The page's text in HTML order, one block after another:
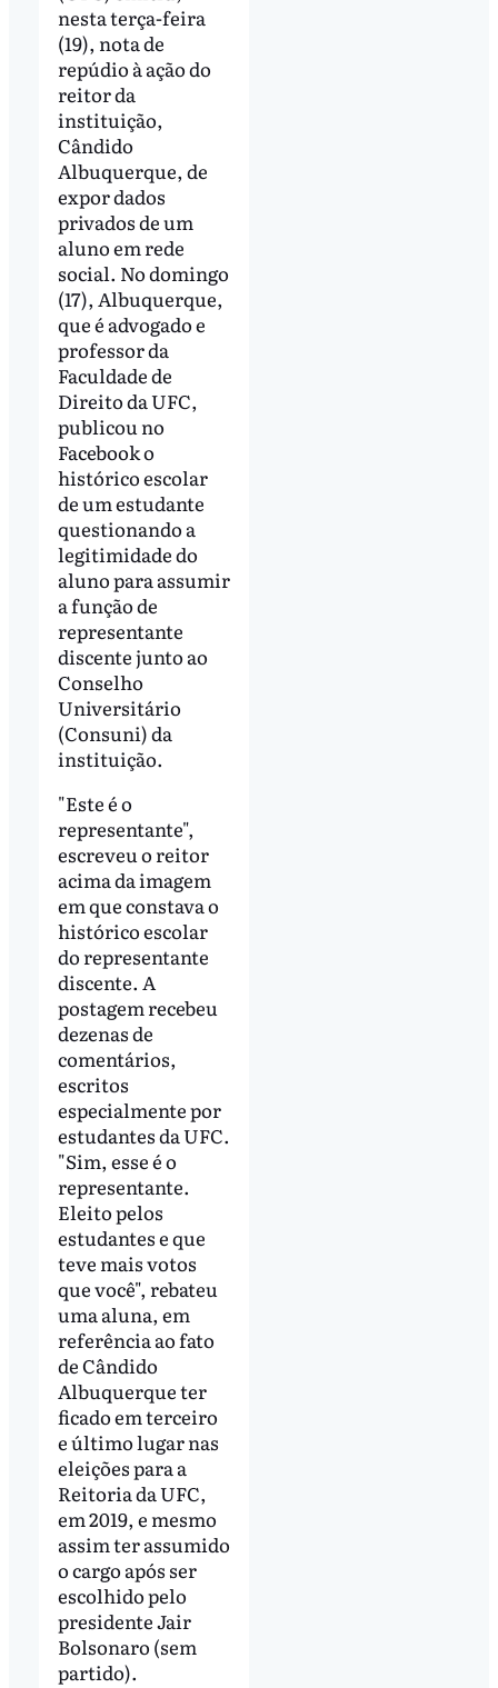
nesta terça-feira
(19), nota de
repúdio à ação do
reitor da
instituição,
Cândido
Albuquerque, de
expor dados
privados de um
aluno em rede
social. No domingo
(17), Albuquerque,
que é advogado e
professor da
Faculdade de
Direito da UFC,
publicou no
Facebook o
histórico escolar
de um estudante
questionando a
legitimidade do
aluno para assumir
a função de
representante
discente junto ao
Conselho
Universitário
(Consuni) da
instituição.
"Este é o
representante",
escreveu o reitor
acima da imagem
em que constava o
histórico escolar
do representante
discente. A
postagem recebeu
dezenas de
comentários,
escritos
especialmente por
estudantes da UFC.
"Sim, esse é o
representante.
Eleito pelos
estudantes e que
teve mais votos
que você", rebateu
uma aluna, em
referência ao fato
de Cândido
Albuquerque ter
ficado em terceiro
e último lugar nas
eleições para a
Reitoria da UFC,
em 2019, e mesmo
assim ter assumido
o cargo após ser
escolhido pelo
presidente Jair
Bolsonaro (sem
partido).